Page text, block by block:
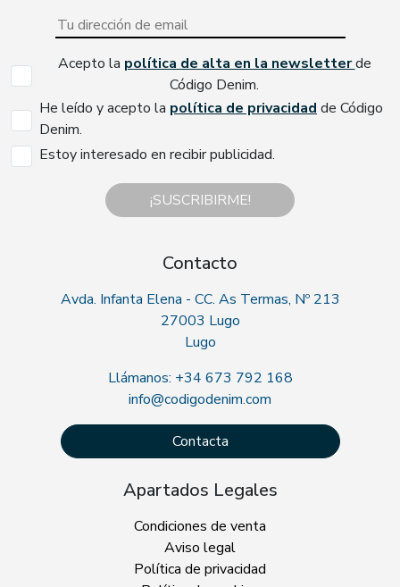
Acepto la política de alta en la newsletterde
Código Denim.
He leído y acepto la política de privacidadde Código
Denim.
Estoy interesado en recibir publicidad.
¡SUSCRIBIRME!
Contacto
Avda. Infanta Elena - CC. As Termas, Nº 213
27003 Lugo
Lugo
Llámanos: +34 673 792 168
info@codigodenim.com
Contacta
Apartados Legales
Condiciones de venta
Aviso legal
Política de privacidad